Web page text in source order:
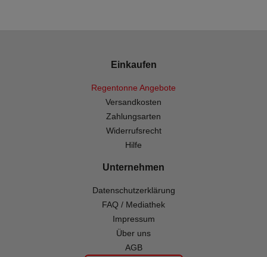
Einkaufen
Regentonne Angebote
Versandkosten
Zahlungsarten
Widerrufsrecht
Hilfe
Unternehmen
Datenschutzerklärung
FAQ / Mediathek
Impressum
Über uns
AGB